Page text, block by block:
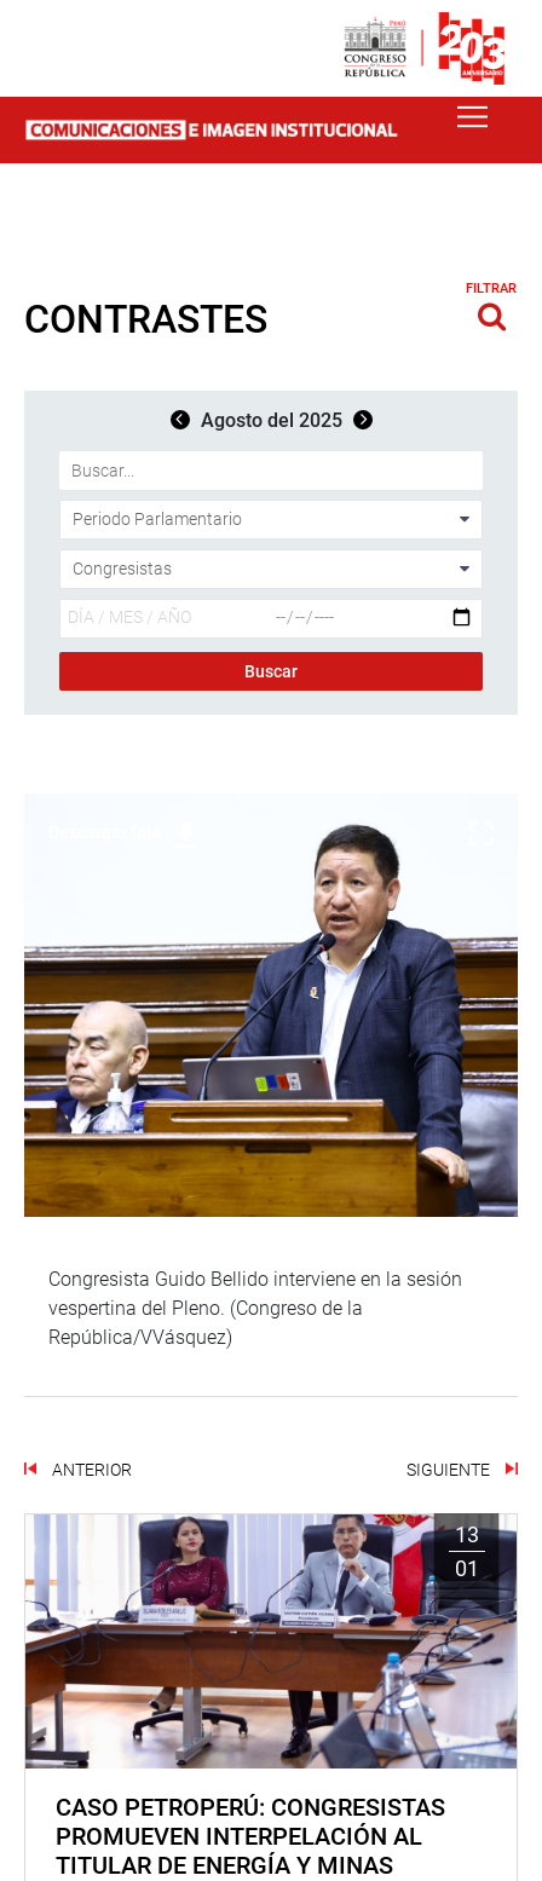
CONTRASTES
FILTRAR
Agosto del 2025
Congresista Guido Bellido interviene en la sesión
vespertina del Pleno. (Congreso de la
República/VVásquez)
ANTERIOR SIGUIENTE
13
01
CASO PETROPERÚ: CONGRESISTAS
PROMUEVEN INTERPELACIÓN AL
TITULAR DE ENERGÍA Y MINAS